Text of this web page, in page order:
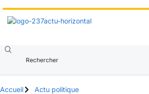
Accueil Actu politique